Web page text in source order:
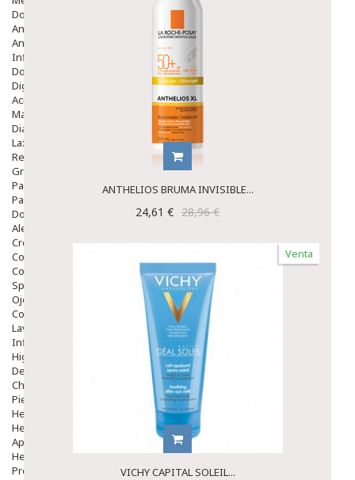
Dolor E Inflamación
Analgésicos
Anestésicos
Inflamación Articulaciones
Dolor Muscular / Articular
Digestivo
Acidez, Gases Y Ardores
Mala Digestion
Diarrea / Estreñimiento / Vómitos
Laxantes
Resfriados
Gripe Y Resfriados
Para La Tos
Para Descongestionar La Nariz
Dolor De Garganta
Alergias Y Picaduras
Cremas
Comprimidos
Colirios
Sprays
Ojos Y Oidos
Congestión
Lavado Ojos
Inflamación Del Oido (otitis)
Higiene Oido
Deshabituación Tabaquismo
Chicles
Piel
Herpes Y Hongos
Heridas Y úlceras
Aparato Genital
Hemorroides
Protectores Y Emolientes
ANTHELIOS BRUMA INVISIBLE...
24,61 € 28,96 €
Venta
VICHY CAPITAL SOLEIL...